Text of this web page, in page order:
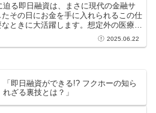
る即日融資は、まさに現代の金融サ
その日にお金を手に入れられるこの仕
ときに大活躍します。想定外の医療費
チになることもありますが...2025.06.22
「即日融資ができる!? フクホーの知ら
れざる裏技とは？」